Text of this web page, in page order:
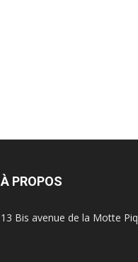
À PROPOS
13 Bis avenue de la Motte